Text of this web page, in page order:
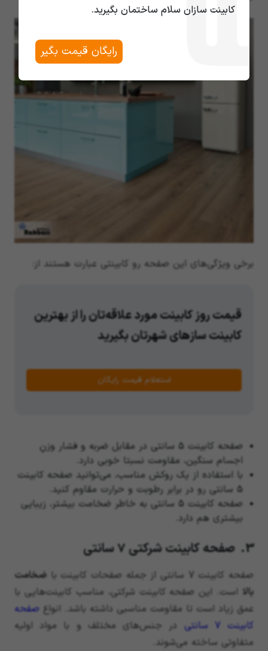
کابینت سازان سلام ساختمان بگیرید.
رایگان قیمت بگیر
برخی ویژگی‌های این صفحه رو کابینتی عبارت هستند از:
قیمت روز کابینت مورد علاقه‌تان را از بهترین
کابینت سازهای شهرتان بگیرید
استعلام قیمت رایگان
صفحه کابینت 5 سانتی در مقابل ضربه و فشار وزنِ
اجسام سنگین، مقاومت نسبتا خوبی دارد.
با استفاده از یک روکش مناسب، می‌توانید صفحه کابینت
5 سانتی رو در برابر رطوبت و حرارت مقاوم کنید.
صفحه کابینت 5 سانتی به خاطر ضخامت بیشتر، زیبایی
بیشتری هم دارد.
3. صفحه کابینت شرکتی 7 سانتی
صفحه کابینت 7 سانتی از جمله صفحات کابینت با
ضخامت
بالا است. این صفحه کابینت شرکتی، مناسب کابینت‌هایی با
عمق زیاد است تا مقاومت مناسبی داشته باشد. انواع صفحه
کابینت 7 سانتی
در جنس‌های مختلف و با مواد اولیه
متفاوتی ساخته می‌شوند.